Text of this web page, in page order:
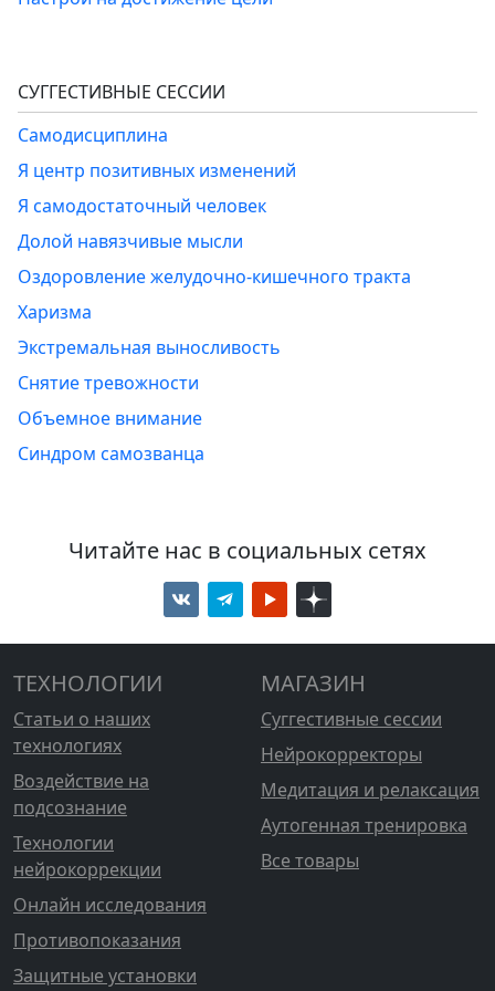
СУГГЕСТИВНЫЕ СЕССИИ
Самодисциплина
Я центр позитивных изменений
Я самодостаточный человек
Долой навязчивые мысли
Оздоровление желудочно-кишечного тракта
Харизма
Экстремальная выносливость
Снятие тревожности
Объемное внимание
Синдром самозванца
Читайте нас в социальных сетях
ТЕХНОЛОГИИ
Статьи о наших
технологиях
Воздействие на
подсознание
Технологии
нейрокоррекции
Онлайн исследования
Противопоказания
Защитные установки
МАГАЗИН
Суггестивные сессии
Нейрокорректоры
Медитация и релаксация
Аутогенная тренировка
Все товары